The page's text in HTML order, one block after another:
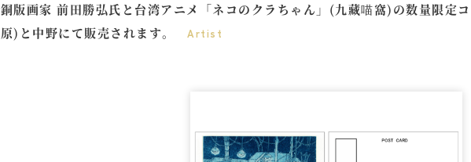
銅版画家 前田勝弘氏と台湾アニメ「ネコのクラちゃん」(九藏喵窩)の数量限定
原)と中野にて販売されます。
Artist